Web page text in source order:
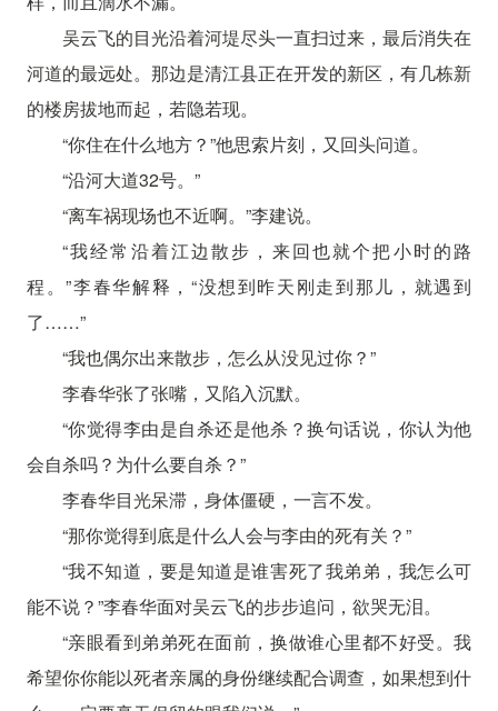
吴云飞的目光沿着河堤尽头一直扫过来，最后消失在
河道的最远处。那边是清江县正在开发的新区，有几栋新
的楼房拔地而起，若隐若现。
“你住在什么地方？”他思索片刻，又回头问道。
“沿河大道32号。”
“离车祸现场也不近啊。”李建说。
“我经常沿着江边散步，来回也就个把小时的路
程。”李春华解释，“没想到昨天刚走到那儿，就遇到
了……”
“我也偶尔出来散步，怎么从没见过你？”
李春华张了张嘴，又陷入沉默。
“你觉得李由是自杀还是他杀？换句话说，你认为他
会自杀吗？为什么要自杀？”
李春华目光呆滞，身体僵硬，一言不发。
“那你觉得到底是什么人会与李由的死有关？”
“我不知道，要是知道是谁害死了我弟弟，我怎么可
能不说？”李春华面对吴云飞的步步追问，欲哭无泪。
“亲眼看到弟弟死在面前，换做谁心里都不好受。我
希望你你能以死者亲属的身份继续配合调查，如果想到什